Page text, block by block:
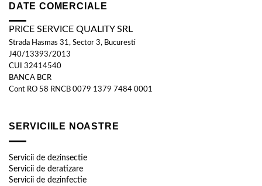
DATE COMERCIALE
PRICE SERVICE QUALITY SRL
Strada Hasmas 31, Sector 3, Bucuresti
J40/13393/2013
CUI 32414540
BANCA BCR
Cont RO 58 RNCB 0079 1379 7484 0001
SERVICIILE NOASTRE
Servicii de dezinsectie
Servicii de deratizare
Servicii de dezinfectie